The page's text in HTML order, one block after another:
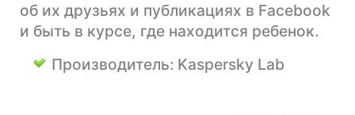
об их друзьях и публикациях в Facebook
и быть в курсе, где находится ребенок.
Производитель: Kaspersky Lab